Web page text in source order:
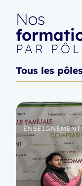
Nos
PAR
Tous les pôles
ENSEIGNEMENT